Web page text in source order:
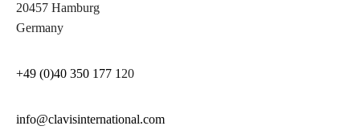
20457 Hamburg
Germany
+49 (0)40 350 177 1 20
info@clavisinternational.com